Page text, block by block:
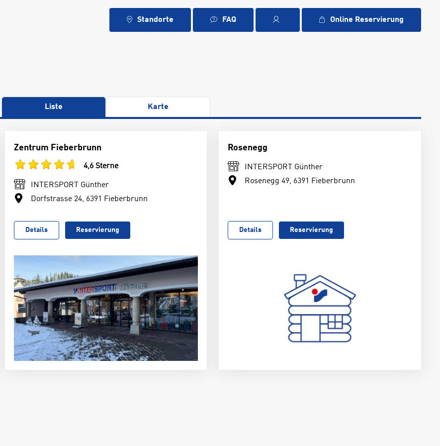
Standorte FAQ Online Reservierung
Liste Karte
Zentrum Fieberbrunn
4,6 Sterne
INTERSPORT Günther
Dorfstrasse 24, 6391 Fieberbrunn
Details Reservierung
Rosenegg
INTERSPORT Günther
Rosenegg 49, 6391 Fieberbrunn
Details Reservierung